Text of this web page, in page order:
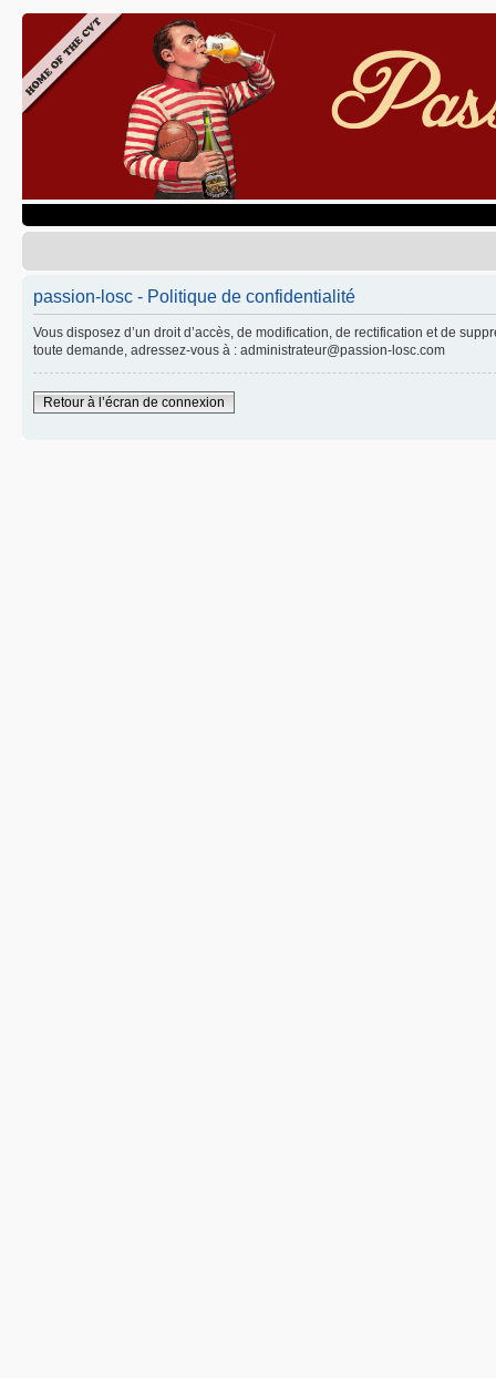
passion-losc - Politique de confidentialité
Vous disposez d’un droit d’accès, de modification, de rectification et de
toute demande, adressez-vous à : administrateur@passion-losc.com
Retour à l’écran de connexion